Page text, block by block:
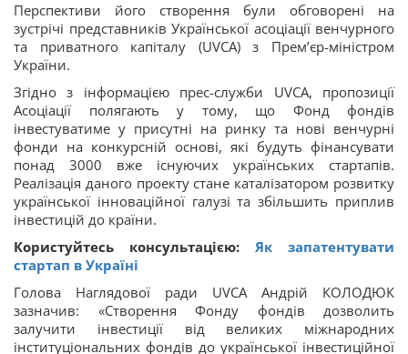
Перспективи його створення були обговорені на
зустрічі представників Української асоціації венчурного
та приватного капіталу (UVCA) з Прем’єр-міністром
України.
Згідно з інформацією прес-служби UVCA, пропозиції
Асоціації полягають у тому, що Фонд фондів
інвестуватиме у присутні на ринку та нові венчурні
фонди на конкурсній основі, які будуть фінансувати
понад 3000 вже існуючих українських стартапів.
Реалізація даного проекту стане каталізатором розвитку
української інноваційної галузі та збільшить приплив
інвестицій до країни.
Користуйтесь консультацією: Як запатентувати
стартап в Україні
Голова Наглядової ради UVCA Андрій КОЛОДЮК
зазначив: «Створення Фонду фондів дозволить
залучити інвестиції від великих міжнародних
інституціональних фондів до української інвестиційної